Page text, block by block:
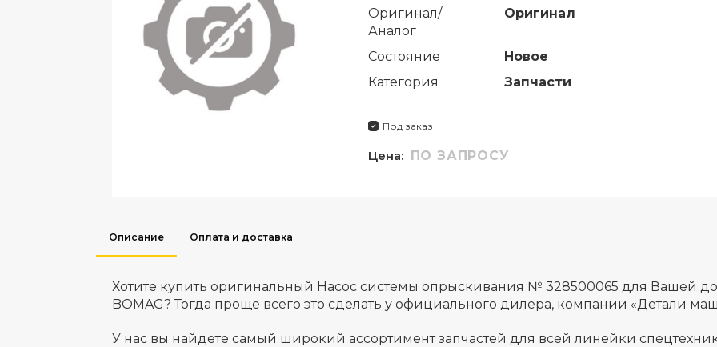
Оригинал/
Аналог
Оригинал
Состояние
Новое
Категория
Запчасти
Под заказ
Цена: ПО ЗАПРОСУ
Описание Оплата и доставка
Хотите купить оригинальный Насос системы опрыскивания № 328500065 для Вашей
BOMAG? Тогда проще всего это сделать у официального дилера, компании «Детали
У нас вы найдете самый широкий ассортимент запчастей для всей линейки